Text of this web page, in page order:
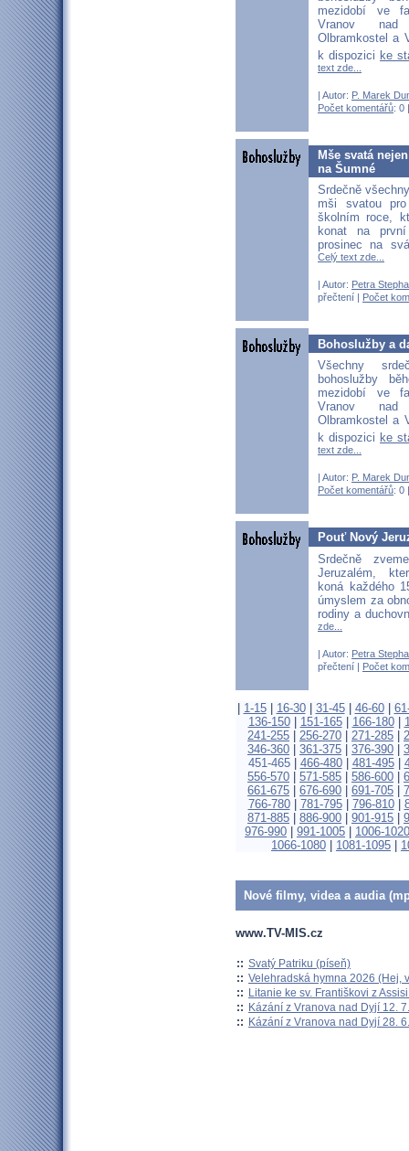
mezidobí ve
Vranov
Olbramkostel a
k dispozici ke
text zde...
| Autor: P. Marek
Počet komentářů: 0
Mše svatá
na Šumné
Srdečně
mši svatou
školním roce,
konat na
prosinec na
Celý text zde...
| Autor: Petra
přečtení |
Počet
Bohoslužby a
Všechny
bohoslužby
mezidobí ve
Vranov
Olbramkostel a
k dispozici ke
text zde...
| Autor: P. Marek
Počet komentářů: 0
Pouť Nový
Srdečně
Jeruzalém,
koná každého
úmyslem za
rodiny a
zde...
| Autor: Petra
přečtení | Počet
1-15| 16-30| 31-45| 46-60|
136-150| 151-165| 166-180|
241-255
256-270 271-285
346-360
361-375 376-390
451-465| 466-480| 481-495|
556-570
571-585 586-600
661-675
676-690 691-705
766-780| 781-795| 796-810|
871-885
886-900 901-915
976-990
991-1005
1006-1020
1066-1080
1081-1095
Nové filmy, videa a audia
www.TV-MIS.cz
:: Svatý Patriku (píseň)
:: Velehradská hymna 2026 (Hej,
:: Litanie ke sv. Františkovi z
:: Kázání z Vranova nad Dyjí 12.
:: Kázání z Vranova nad Dyjí 28.